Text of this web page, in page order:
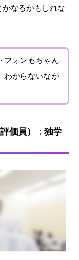
かなるかもしれな
フォンもちゃん
わからないなが
価員）：独学